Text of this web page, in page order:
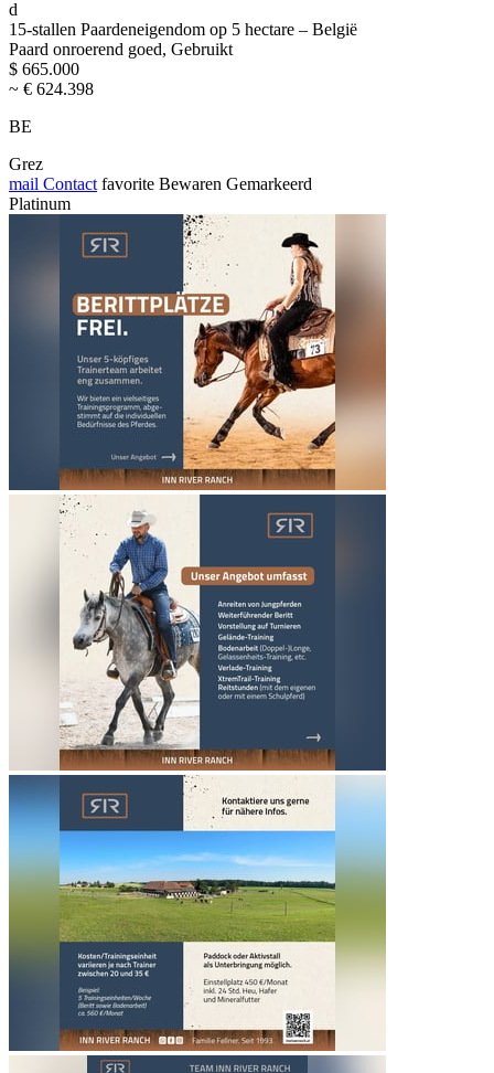
d
15-stallen Paardeneigendom op 5 hectare – België
Paard onroerend goed, Gebruikt
$ 665.000
~ € 624.398
BE
Grez
mail Contact favorite Bewaren Gemarkeerd
Platinum